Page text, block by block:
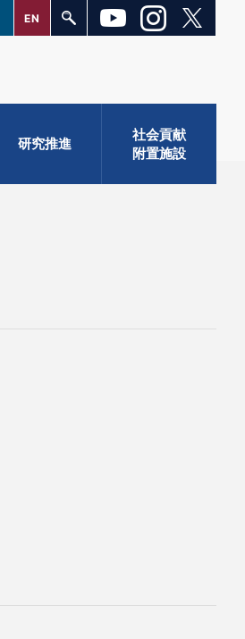
EN
研究推進
社会貢献
附置施設